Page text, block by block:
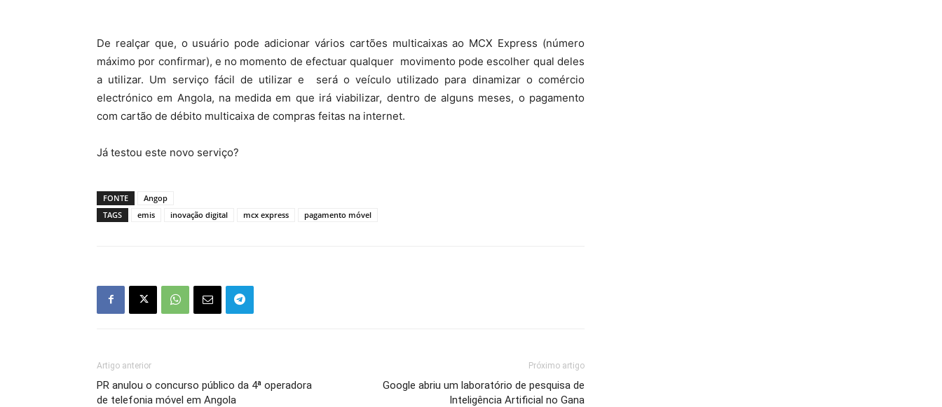
De realçar que, o usuário pode adicionar vários cartões multicaixas ao MCX Express (número
máximo por confirmar), e no momento de efectuar qualquer movimento pode escolher qual deles
a utilizar. Um serviço fácil de utilizar e será o veículo utilizado para dinamizar o comércio
electrónico em Angola, na medida em que irá viabilizar, dentro de alguns meses, o pagamento
com cartão de débito multicaixa de compras feitas na internet.
Já testou este novo serviço?
FONTE
Angop
TAGS
emis inovação digital mcx express pagamento móvel
Artigo anterior
PR anulou o concurso público da 4ª operadora
de telefonia móvel em Angola
Próximo artigo
Google abriu um laboratório de pesquisa de
Inteligência Artificial no Gana